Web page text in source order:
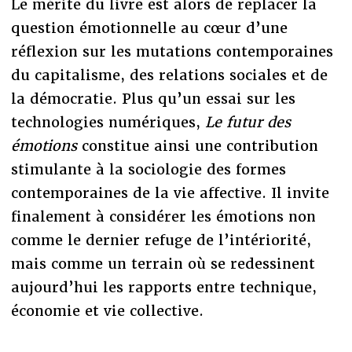
Le mérite du livre est alors de replacer la
question émotionnelle au cœur d’une
réflexion sur les mutations contemporaines
du capitalisme, des relations sociales et de
la démocratie. Plus qu’un essai sur les
technologies numériques, Le futur des
émotionsconstitue ainsi une contribution
stimulante à la sociologie des formes
contemporaines de la vie affective. Il invite
finalement à considérer les émotions non
comme le dernier refuge de l’intériorité,
mais comme un terrain où se redessinent
aujourd’hui les rapports entre technique,
économie et vie collective.